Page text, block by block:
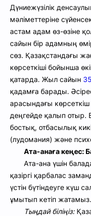
Дүниежүзілік
мәліметтеріне
астам адам өз-өзіне
сайын бір адамның
сөз. Қазақстандағы
көрсеткіші бойынша
қатарда. Жыл сайын
қадамға барады.
арасындағы
деңгейде қалып отыр.
бостық, отбасылық
(лудомания) және
Ата-анаға кеңес:
Ата-ана үшін
қазіргі қарбалас
үстін бүтіндеуге күш
ұмытып кетіп жатамыз.
Тыңдай біліңіз: